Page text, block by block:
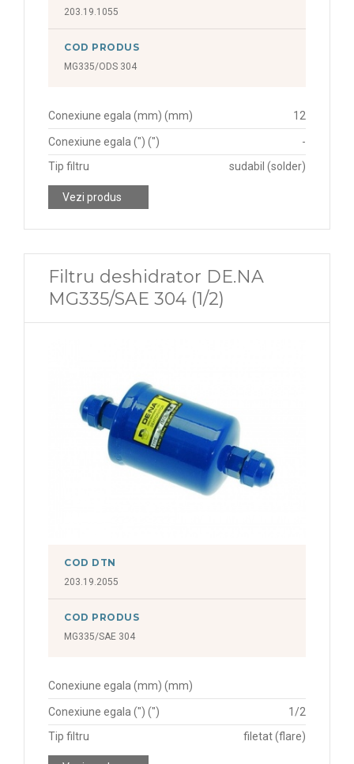
203.19.1055
COD PRODUS
MG335/ODS 304
Conexiune egala (mm) (mm) 12
Conexiune egala (") (")
-
Tip filtru
sudabil (solder)
Vezi produs
Filtru deshidrator DE.NA
MG335/SAE 304 (1/2)
COD DTN
203.19.2055
COD PRODUS
MG335/SAE 304
Conexiune egala (mm) (mm)
Conexiune egala (") (")
1/2
Tip filtru
filetat (flare)